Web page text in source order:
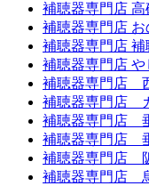
補聴器専門店
補聴器専門店 お
補聴器専門店
補聴器専門店
補聴器専門店
補聴器専門店
補聴器専門店
補聴器専門店
補聴器専門店
補聴器専門店